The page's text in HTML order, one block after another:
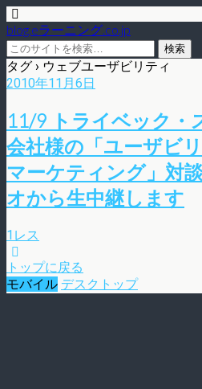
blog.eラーニング.co.jp
タグ › ウェブユーザビリティ
2010年11月6日
11/9 トライベック・
会社様の「ユーザビ
マーケティング」対
オから生中継します
1レス
トップに戻る
モバイル デスクトップ